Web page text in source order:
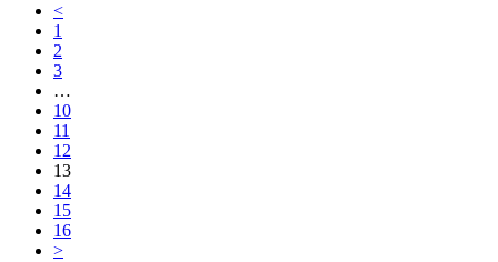
<
1
2
3
…
10
11
12
13
14
15
16
>